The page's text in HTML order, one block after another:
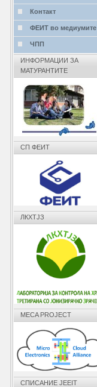
Контакт
ФЕИТ во медиумите
ЧПП
ИНФОРМАЦИИ ЗА
МАТУРАНТИТЕ
СП ФЕИТ
ЛКХТЈЗ
MECA PROJECT
СПИСАНИЕ JEEIT